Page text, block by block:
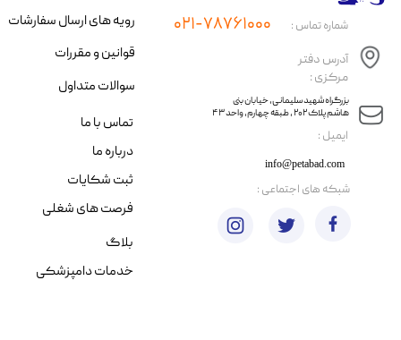
​ایمیل :
آدرس دفتر
مرکزی :
info@petabad.com
​​بزرگراه شهید سلیمانی، خیابان بنی
هاشم پلاک ۲۰۲ ، طبقه چهارم، واحد ۴۳
شماره تماس : ۰۲۱-۷۸۷۶۱۰۰۰
رویه های ارسال سفارشات
قوانین و مقررات
سوالات متداول
تماس با ما
درباره ما
ثبت شکایات
فرصت های شغلی
​شبکه های اجتماعی :
بلاگ
خدمات دامپزشکی